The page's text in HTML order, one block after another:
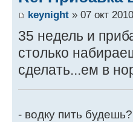
keynight » 07 окт
35 недель и
столько
сделать...ем в
- водку пить